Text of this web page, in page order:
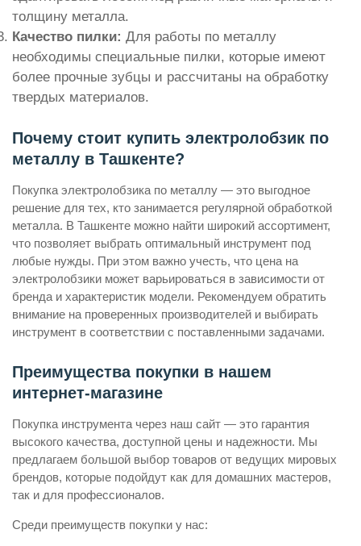
толщину металла.
Качество пилки: Для работы по металлу
необходимы специальные пилки, которые имеют
более прочные зубцы и рассчитаны на обработку
твердых материалов.
Почему стоит купить электролобзик по
металлу в Ташкенте?
Покупка электролобзика по металлу — это выгодное
решение для тех, кто занимается регулярной обработкой
металла. В Ташкенте можно найти широкий ассортимент,
что позволяет выбрать оптимальный инструмент под
любые нужды. При этом важно учесть, что цена на
электролобзики может варьироваться в зависимости от
бренда и характеристик модели. Рекомендуем обратить
внимание на проверенных производителей и выбирать
инструмент в соответствии с поставленными задачами.
Преимущества покупки в нашем
интернет-магазине
Покупка инструмента через наш сайт — это гарантия
высокого качества, доступной цены и надежности. Мы
предлагаем большой выбор товаров от ведущих мировых
брендов, которые подойдут как для домашних мастеров,
так и для профессионалов.
Среди преимуществ покупки у нас: